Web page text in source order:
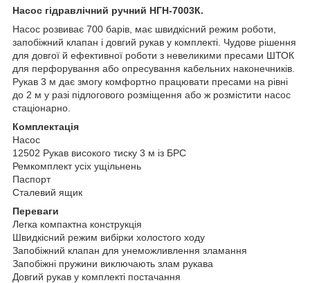
Насос гідравлічний ручний НГН-7003К.
Насос розвиває 700 барів, має швидкісний режим роботи,
запобіжний клапан і довгий рукав у комплекті. Чудове рішення
для довгої й ефективної роботи з невеликими пресами ШТОК
для перфорування або опресування кабельних наконечників.
Рукав 3 м дає змогу комфортно працювати пресами на рівні
до 2 м у разі підлогового розміщення або ж розмістити насос
стаціонарно.
Комплектація
Насос
12502 Рукав високого тиску 3 м із БРС
Ремкомплект усіх ущільнень
Паспорт
Сталевий ящик
Переваги
Легка компактна конструкція
Швидкісний режим вибірки холостого ходу
Запобіжний клапан для унеможливлення зламання
Запобіжні пружини виключають злам рукава
Довгий рукав у комплекті постачання